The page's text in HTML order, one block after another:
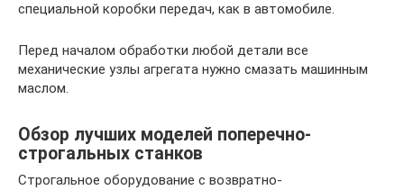
специальной коробки передач, как в автомобиле.
Перед началом обработки любой детали все
механические узлы агрегата нужно смазать машинным
маслом.
Обзор лучших моделей поперечно-
строгальных станков
Строгальное оборудование с возвратно-